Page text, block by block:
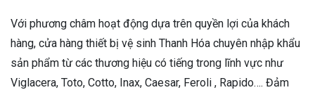
Với phương châm hoạt động dựa trên quyền lợi của khách
hàng, cửa hàng thiết bị vệ sinh Thanh Hóa chuyên nhập khẩu
sản phẩm từ các thương hiệu có tiếng trong lĩnh vực như
Viglacera, Toto, Cotto, Inax, Caesar, Feroli , Rapido…. Đảm